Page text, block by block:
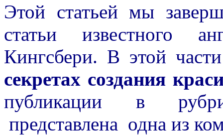
Этой статьей мы
статьи известного
Кингсбери. В этой
секретах создания
публикации в
представлена одна из